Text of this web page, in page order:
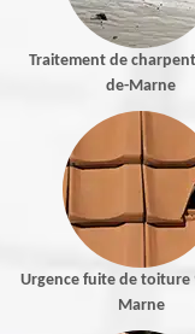
Traitement de
de-Marne
Urgence fuite de toiture
Marne